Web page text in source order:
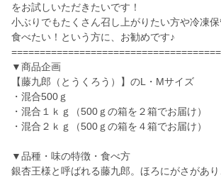
をお試しいただきたいです！
小ぶりでもたくさん召し上がりたい方や冷凍
食べたい！という方に、お勧めです♪
=====================================
▼商品企画
【藤九郎（とうくろう）】のL・Mサイズ
・混合500ｇ
・混合１ｋｇ（500ｇの箱を２箱でお届け）
・混合２ｋｇ（500ｇの箱を４箱でお届け）
▼品種・味の特徴・食べ方
銀杏王様と呼ばれる藤九郎。ほろにがさがあ